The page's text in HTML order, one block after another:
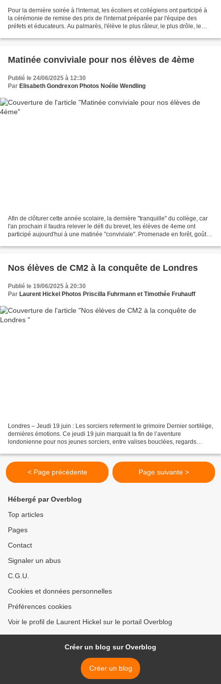
Pour la dernière soirée à l'internat, les écoliers et collégiens ont participé à
la cérémonie de remise des prix de l'internat préparée par l'équipe des
préfets et éducateurs. Au palmarès, l'élève le plus râleur, le plus drôle, le
Matinée conviviale pour nos élèves de 4ème
Publié le 24/06/2025 à 12:30
Par Elisabeth Gondrexon Photos Noélie Wendling
Afin de clôturer cette année scolaire, la dernière "tranquille" du collège, car
l'an prochain il faudra relever le défi du brevet, les élèves de 4eme ont
participé aujourd'hui à une matinée "conviviale". Promenade en forêt, goûter
Nos élèves de CM2 à la conquête de Londres
Publié le 19/06/2025 à 20:30
Par Laurent Hickel Photos Priscilla Fuhrmann et Timothée Fruhauff
Londres – Jeudi 19 juin : Les sorciers referment le grimoire Dernier sortilège,
dernières émotions. Ce jeudi 19 juin marquait la fin de l’aventure
londonienne pour nos jeunes sorciers, entre valises bouclées, regards
< Page précédente Page suivante >
Hébergé par Overblog
Top articles
Pages
Contact
Signaler un abus
C.G.U.
Cookies et données personnelles
Préférences cookies
Voir le profil de Laurent Hickel sur le portail Overblog
Créer un blog sur Overblog
Créer un blog